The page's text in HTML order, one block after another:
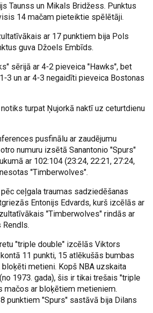
Taunss un Mikals Bridžess. Punktus
14 mačam pieteiktie spēlētāji.
ar 17 punktiem bija Pols
guva Džoels Embīds.
sērijā ar 4-2 pieveica "Hawks", bet
3 un ar 4-3 negaidīti pieveica Bostonas
turpat Ņujorkā naktī uz ceturtdienu
pusfinālu ar zaudējumu
numuru izsētā Sanantonio "Spurs"
ar 102:104 (23:24, 22:21, 27:24,
"Timberwolves".
ceļgala traumas sadziedēšanas
Entonijs Edvards, kurš izcēlās ar
"Timberwolves" rindās ar
"triple double" izcēlās Viktors
11 punkti, 15 atlēkušās bumbas
metieni. Kopš NBA uzskaita
1973. gada), šis ir tikai trešais "triple
mačos ar bloķētiem metieniem.
punktiem "Spurs" sastāvā bija Dilans